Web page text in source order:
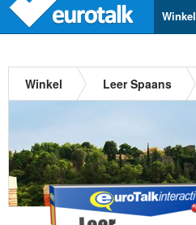
Winkel
Winkel Leer Spaans